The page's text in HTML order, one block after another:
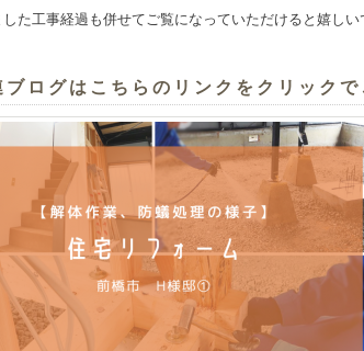
た工事経過も併せてご覧になっていただけると嬉しい
ブログはこちらのリンクをクリック